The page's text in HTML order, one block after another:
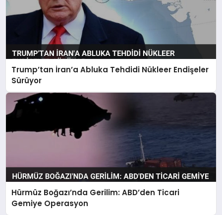
Trump’tan İran’a Abluka Tehdidi Nükleer Endişeler
Sürüyor
Hürmüz Boğazı’nda Gerilim: ABD’den Ticari
Gemiye Operasyon